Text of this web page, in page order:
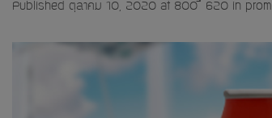
Published ตุลาคม 10, 2020 at 800 × 620 in